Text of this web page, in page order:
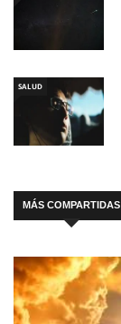
SALUD
MÁS COMPARTIDAS